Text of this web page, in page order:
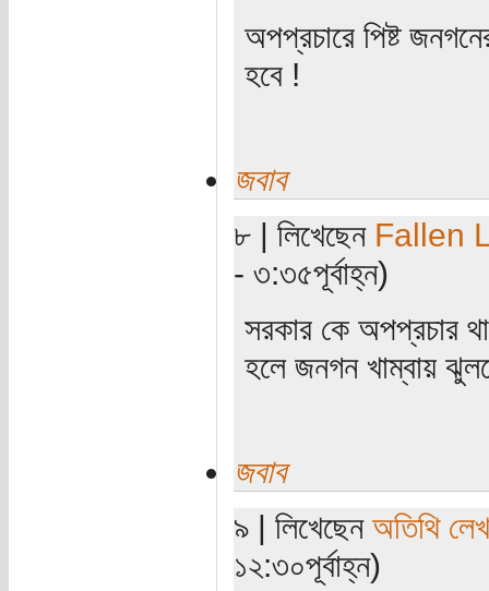
অপপ্রচারে পিষ্ট
হবে !
জবাব
৮ | লিখেছেন Fallen
- ৩:৩৫পূর্বাহ্ন)
সরকার কে অপপ্রচার
হলে জনগন খাম্বায়
জবাব
৯ | লিখেছেন অতিথি
১২:৩০পূর্বাহ্ন)